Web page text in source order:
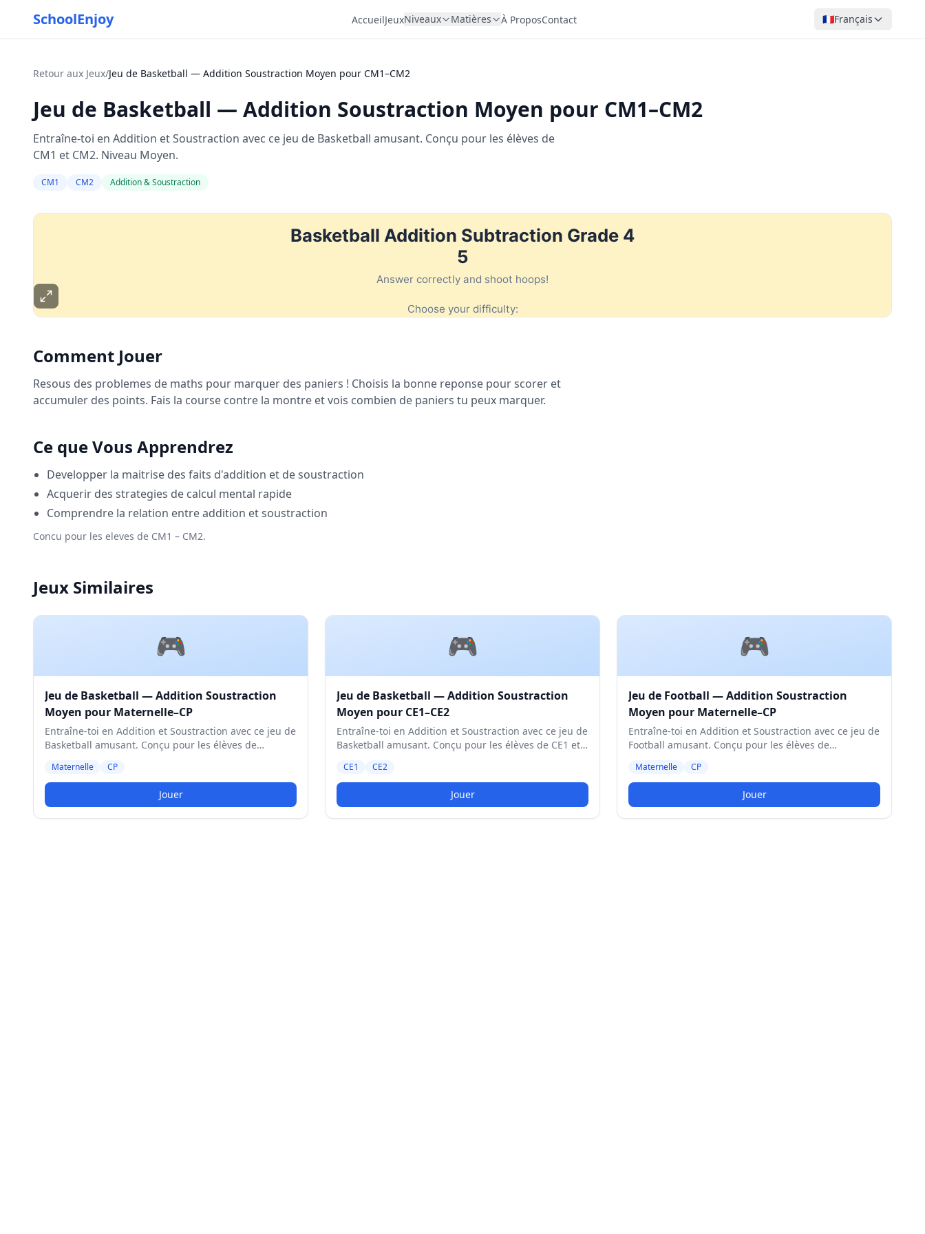
SchoolEnjoy AccueilJeuxNiveaux Matières À ProposContact 🇫🇷Français
Retour aux Jeux/Jeu de Basketball — Addition Soustraction Moyen pour CM1–CM2
Jeu de Basketball — Addition Soustraction Moyen pour CM1–CM2
Entraîne-toi en Addition et Soustraction avec ce jeu de Basketball amusant. Conçu pour les élèves de
CM1 et CM2. Niveau Moyen.
CM1 CM2 Addition & Soustraction
Comment Jouer
Resous des problemes de maths pour marquer des paniers ! Choisis la bonne reponse pour scorer et
accumuler des points. Fais la course contre la montre et vois combien de paniers tu peux marquer.
Ce que Vous Apprendrez
Developper la maitrise des faits d'addition et de soustraction
Acquerir des strategies de calcul mental rapide
Comprendre la relation entre addition et soustraction
Concu pour les eleves de CM1 – CM2.
Jeux Similaires
🎮
Jeu de Basketball — Addition Soustraction
Moyen pour Maternelle–CP
Entraîne-toi en Addition et Soustraction avec ce jeu de
Basketball amusant. Conçu pour les élèves de
Maternelle CP
Jouer
🎮
Jeu de Basketball — Addition Soustraction
Moyen pour CE1–CE2
Entraîne-toi en Addition et Soustraction avec ce jeu de
Basketball amusant. Conçu pour les élèves de CE1 et
CE1 CE2
Jouer
🎮
Jeu de Football — Addition Soustraction
Moyen pour Maternelle–CP
Entraîne-toi en Addition et Soustraction avec ce jeu de
Football amusant. Conçu pour les élèves de
Maternelle CP
Jouer